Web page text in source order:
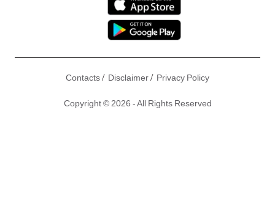
Contacts/ Disclaimer/ Privacy Policy
Copyright © 2026 - All Rights Reserved